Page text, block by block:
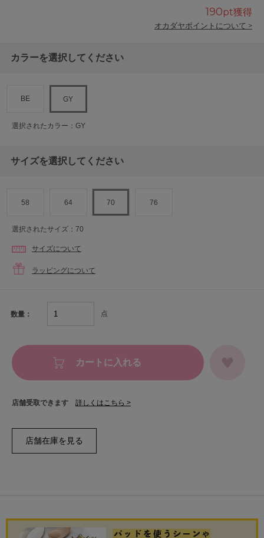
190pt獲得
オカダヤポイントについて >
カラーを選択してください
BE GY
選択されたカラー：GY
サイズを選択してください
58 64 70 76
選択されたサイズ：70
サイズについて
ラッピングについて
数量： 点
カートに入れる
店舗受取できます 詳しくはこちら >